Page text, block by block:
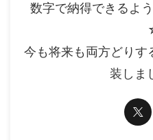
数字で納得できるよ
今も将来も両方どりす
装しま